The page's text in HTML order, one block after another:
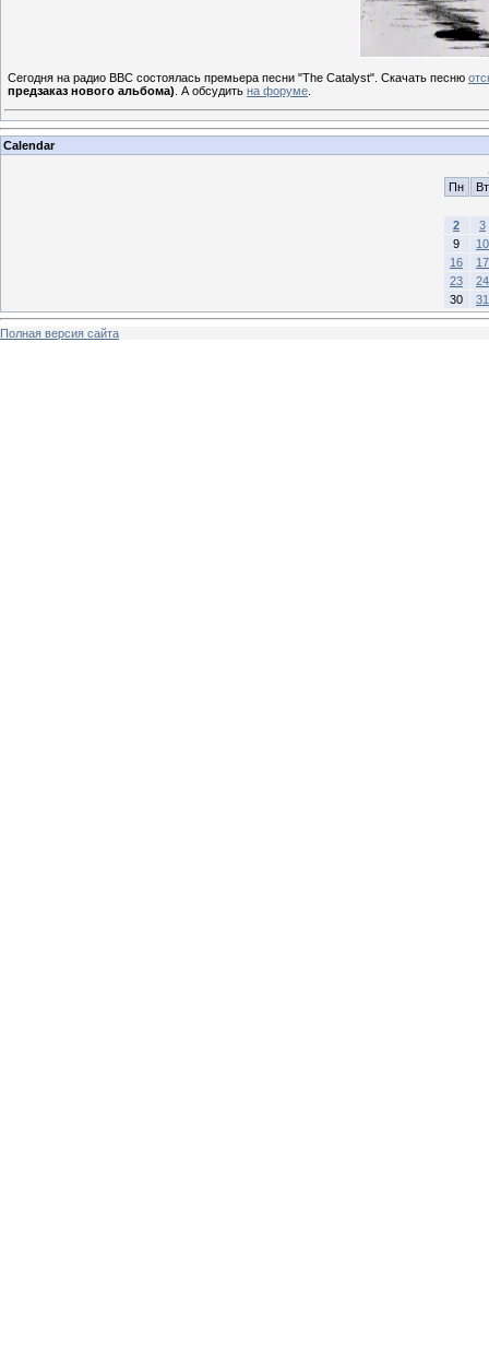
Сегодня на радио BBC состоялась премьера песни "The Catalyst". Скачать песню
предзаказ нового альбома) . А обсудить на форуме
Calendar
Пн
Вт
2
3
9
10
16
17
23
24
30
31
Полная версия сайта